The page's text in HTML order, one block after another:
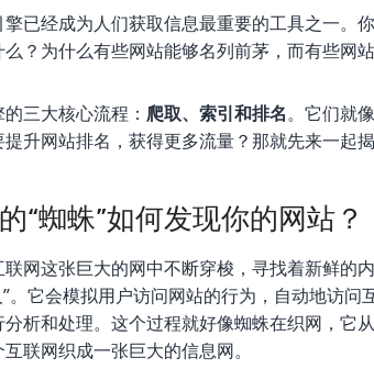
已经成为人们获取信息最重要的工具之一。
？为什么有些网站能够名列前茅，而有些网
三大核心流程： 爬取、索引和排名。它们就
升网站排名，获得更多流量？那就先来一起
“蜘蛛”如何发现你的网站？
网这张巨大的网中不断穿梭，寻找着新鲜的
”。它会模拟用户访问网站的行为，自动地访
析和处理。这个过程就好像蜘蛛在织网，它
联网织成一张巨大的信息网。